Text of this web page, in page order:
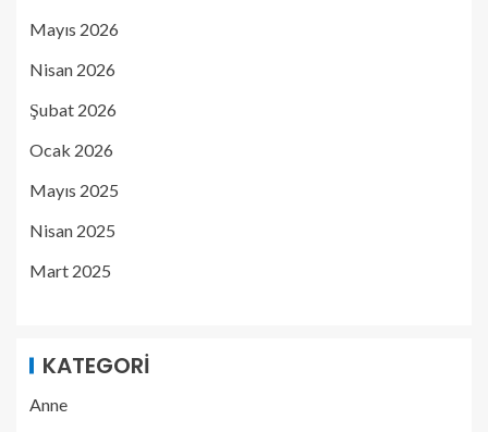
Mayıs 2026
Nisan 2026
Şubat 2026
Ocak 2026
Mayıs 2025
Nisan 2025
Mart 2025
KATEGORI
Anne